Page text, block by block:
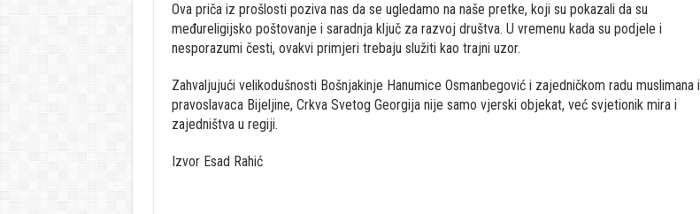
Ova priča iz prošlosti poziva nas da se ugledamo na naše pretke, koji su pokazali da su
međureligijsko poštovanje i saradnja ključ za razvoj društva. U vremenu kada su podjele i
nesporazumi česti, ovakvi primjeri trebaju služiti kao trajni uzor.
Zahvaljujući velikodušnosti Bošnjakinje Hanumice Osmanbegović i zajedničkom radu muslimana i
pravoslavaca Bijeljine, Crkva Svetog Georgija nije samo vjerski objekat, već svjetionik mira i
zajedništva u regiji.
Izvor Esad Rahić